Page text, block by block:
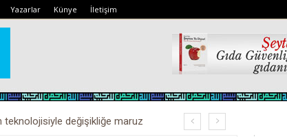
Yazarlar Künye İletişim
değişikliğe maruz